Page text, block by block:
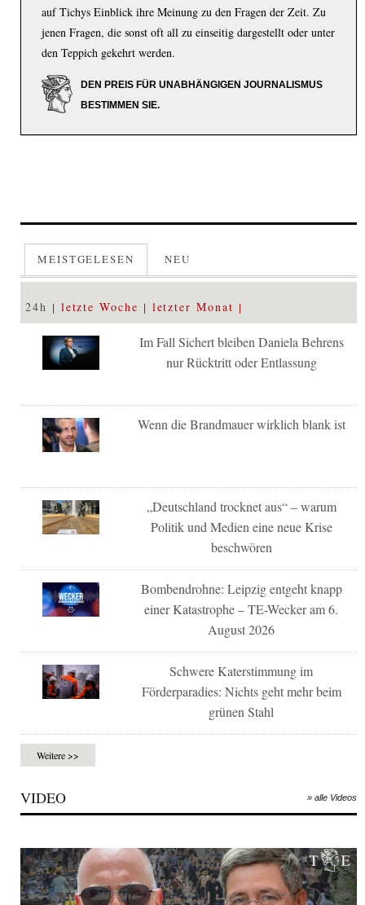
auf Tichys Einblick ihre Meinung zu den Fragen der Zeit. Zu
jenen Fragen, die sonst oft all zu einseitig dargestellt oder unter
den Teppich gekehrt werden.
DEN PREIS FÜR UNABHÄNGIGEN JOURNALISMUS
BESTIMMEN SIE.
MEISTGELESEN NEU
24h letzte Woche letzter Monat
Im Fall Sichert bleiben Daniela Behrens
nur Rücktritt oder Entlassung
Wenn die Brandmauer wirklich blank ist
„Deutschland trocknet aus“ – warum
Politik und Medien eine neue Krise
beschwören
Bombendrohne: Leipzig entgeht knapp
einer Katastrophe – TE-Wecker am 6.
August 2026
Schwere Katerstimmung im
Förderparadies: Nichts geht mehr beim
grünen Stahl
Weitere >>
VIDEO » alle Videos